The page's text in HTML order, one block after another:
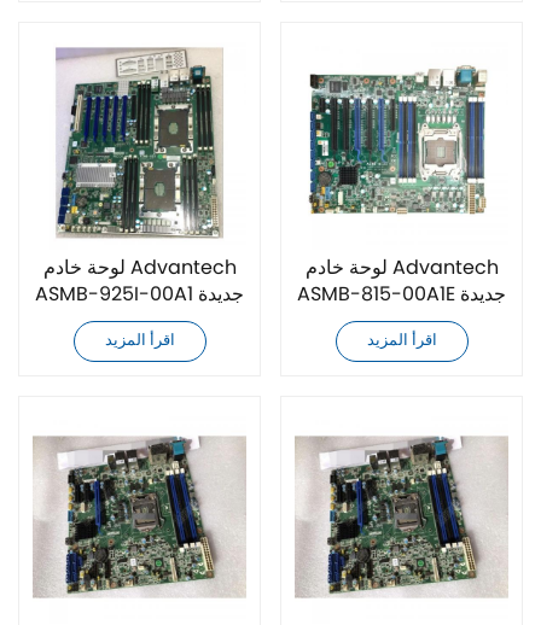
لوحة خادم Advantech
ASMB-925I-00A1 جديدة
كليًا
اقرأ المزيد
لوحة خادم Advantech
ASMB-815-00A1E جديدة
كليًا
اقرأ المزيد